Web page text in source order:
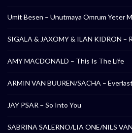
Umit Besen – Unutmaya Omrum Yeter
SIGALA & JAXOMY & ILAN KIDRON –
AMY MACDONALD – This Is The Life
ARMIN VAN BUUREN/SACHA –
JAY PSAR – So Into You
SABRINA SALERNO/LIA ONE/NILS